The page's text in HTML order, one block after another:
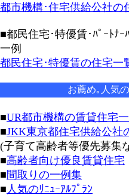
都市機構･住宅供給公社の
■都民住宅･特優賃･ﾊﾟｰﾄﾅ
一例
都民住宅･特優賃の住宅一
お薦め｡人気
■UR都市機構の賃貸住宅
■JKK東京都住宅供給公社
(子育て高齢者等優先募集
■高齢者向け優良賃貸住宅
■間取りの一例集
■ 人気のﾘﾆｭｰｱﾙﾌﾟﾗﾝ